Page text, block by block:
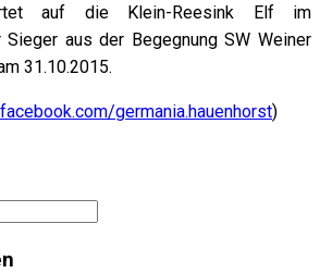
auf die Klein-Reesink Elf im
Sieger aus der Begegnung SW Weiner
31.10.2015.
germania.hauenhorst)